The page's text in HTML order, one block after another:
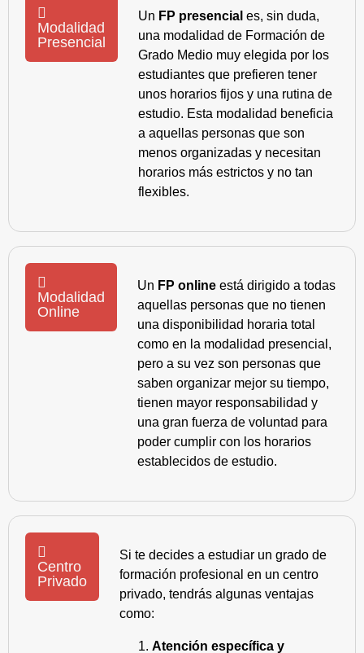
Modalidad
Presencial
Un FP presencial es, sin duda,
una modalidad de Formación de
Grado Medio muy elegida por los
estudiantes que prefieren tener
unos horarios fijos y una rutina de
estudio. Esta modalidad beneficia
a aquellas personas que son
menos organizadas y necesitan
horarios más estrictos y no tan
flexibles.
Modalidad
Online
Un FP online está dirigido a todas
aquellas personas que no tienen
una disponibilidad horaria total
como en la modalidad presencial,
pero a su vez son personas que
saben organizar mejor su tiempo,
tienen mayor responsabilidad y
una gran fuerza de voluntad para
poder cumplir con los horarios
establecidos de estudio.
Centro
Privado
Si te decides a estudiar un grado de
formación profesional en un centro
privado, tendrás algunas ventajas
como:
Atención específica y